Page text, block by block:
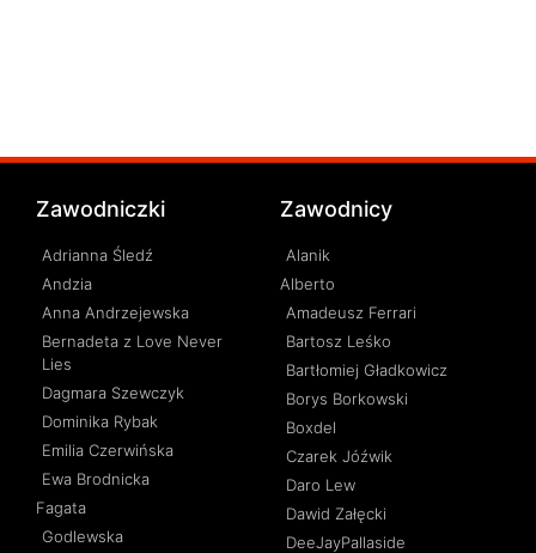
Zawodniczki
Adrianna Śledź
Andzia
Anna Andrzejewska
Bernadeta z Love Never
Lies
Dagmara Szewczyk
Dominika Rybak
Emilia Czerwińska
Ewa Brodnicka
Fagata
Godlewska
Zawodnicy
Alanik
Alberto
Amadeusz Ferrari
Bartosz Leśko
Bartłomiej Gładkowicz
Borys Borkowski
Boxdel
Czarek Jóźwik
Daro Lew
Dawid Załęcki
DeeJayPallaside